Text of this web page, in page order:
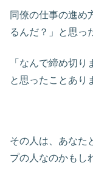
同僚の仕事の進め
るんだ？」と思っ
「なんで締め切り
と思ったことあり
その人は、あなた
プの人なのかもし